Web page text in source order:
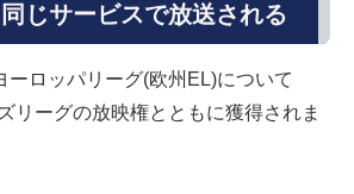
じサービスで放送される
ーロッパリーグ(欧州EL)について
リーグの放映権とともに獲得されま